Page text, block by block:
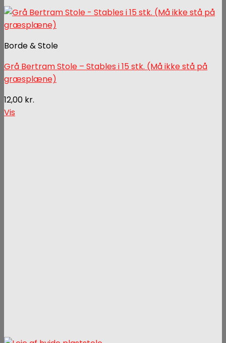
Borde & Stole
Grå Bertram Stole – Stables i 15 stk. (Må ikke stå på
græsplæne)
12,00 kr.
Vis